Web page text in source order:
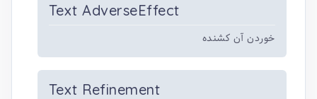
Text AdverseEffect
خوردن آن کشنده
Text Refinement